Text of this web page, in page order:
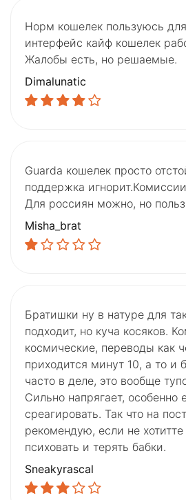
Норм кошелек пользуюсь
интерфейс кайф кошелек
Жалобы есть, но решаемые.
Dimalunatic
Guarda кошелек просто
поддержка
Для россиян можно, но
Misha_brat
Братишки ну в натуре для
подходит, но куча косяков.
космические, переводы как
приходится минут 10, а то и
часто в деле, это вообще
Сильно напрягает, особенно
среагировать. Так что на
рекомендую, если не хотитте
психовать и терять бабки.
Sneakyrascal